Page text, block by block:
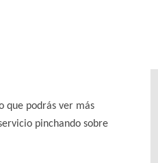
que podrás ver más
pinchando sobre